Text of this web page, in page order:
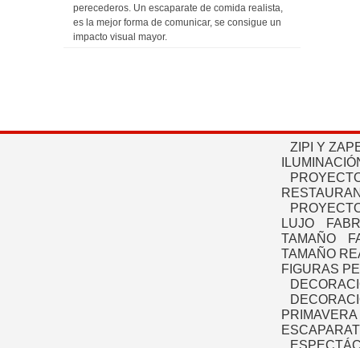
perecederos. Un escaparate de comida realista,
es la mejor forma de comunicar, se consigue un
impacto visual mayor.
ZIPI Y
LUJO
TAMAÑO
TAMAÑO
FIGURAS
PRIMAVERA